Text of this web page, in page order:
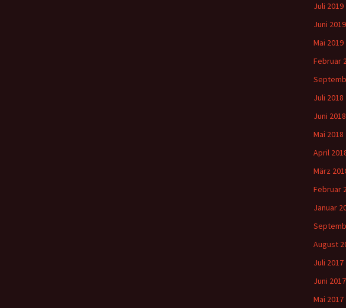
Juli 2019
Juni 2019
Mai 2019
Februar
Juli 2018
Juni 2018
Mai 2018
April
März
Februar
Januar
August
Juli 2017
Juni 2017
Mai 2017